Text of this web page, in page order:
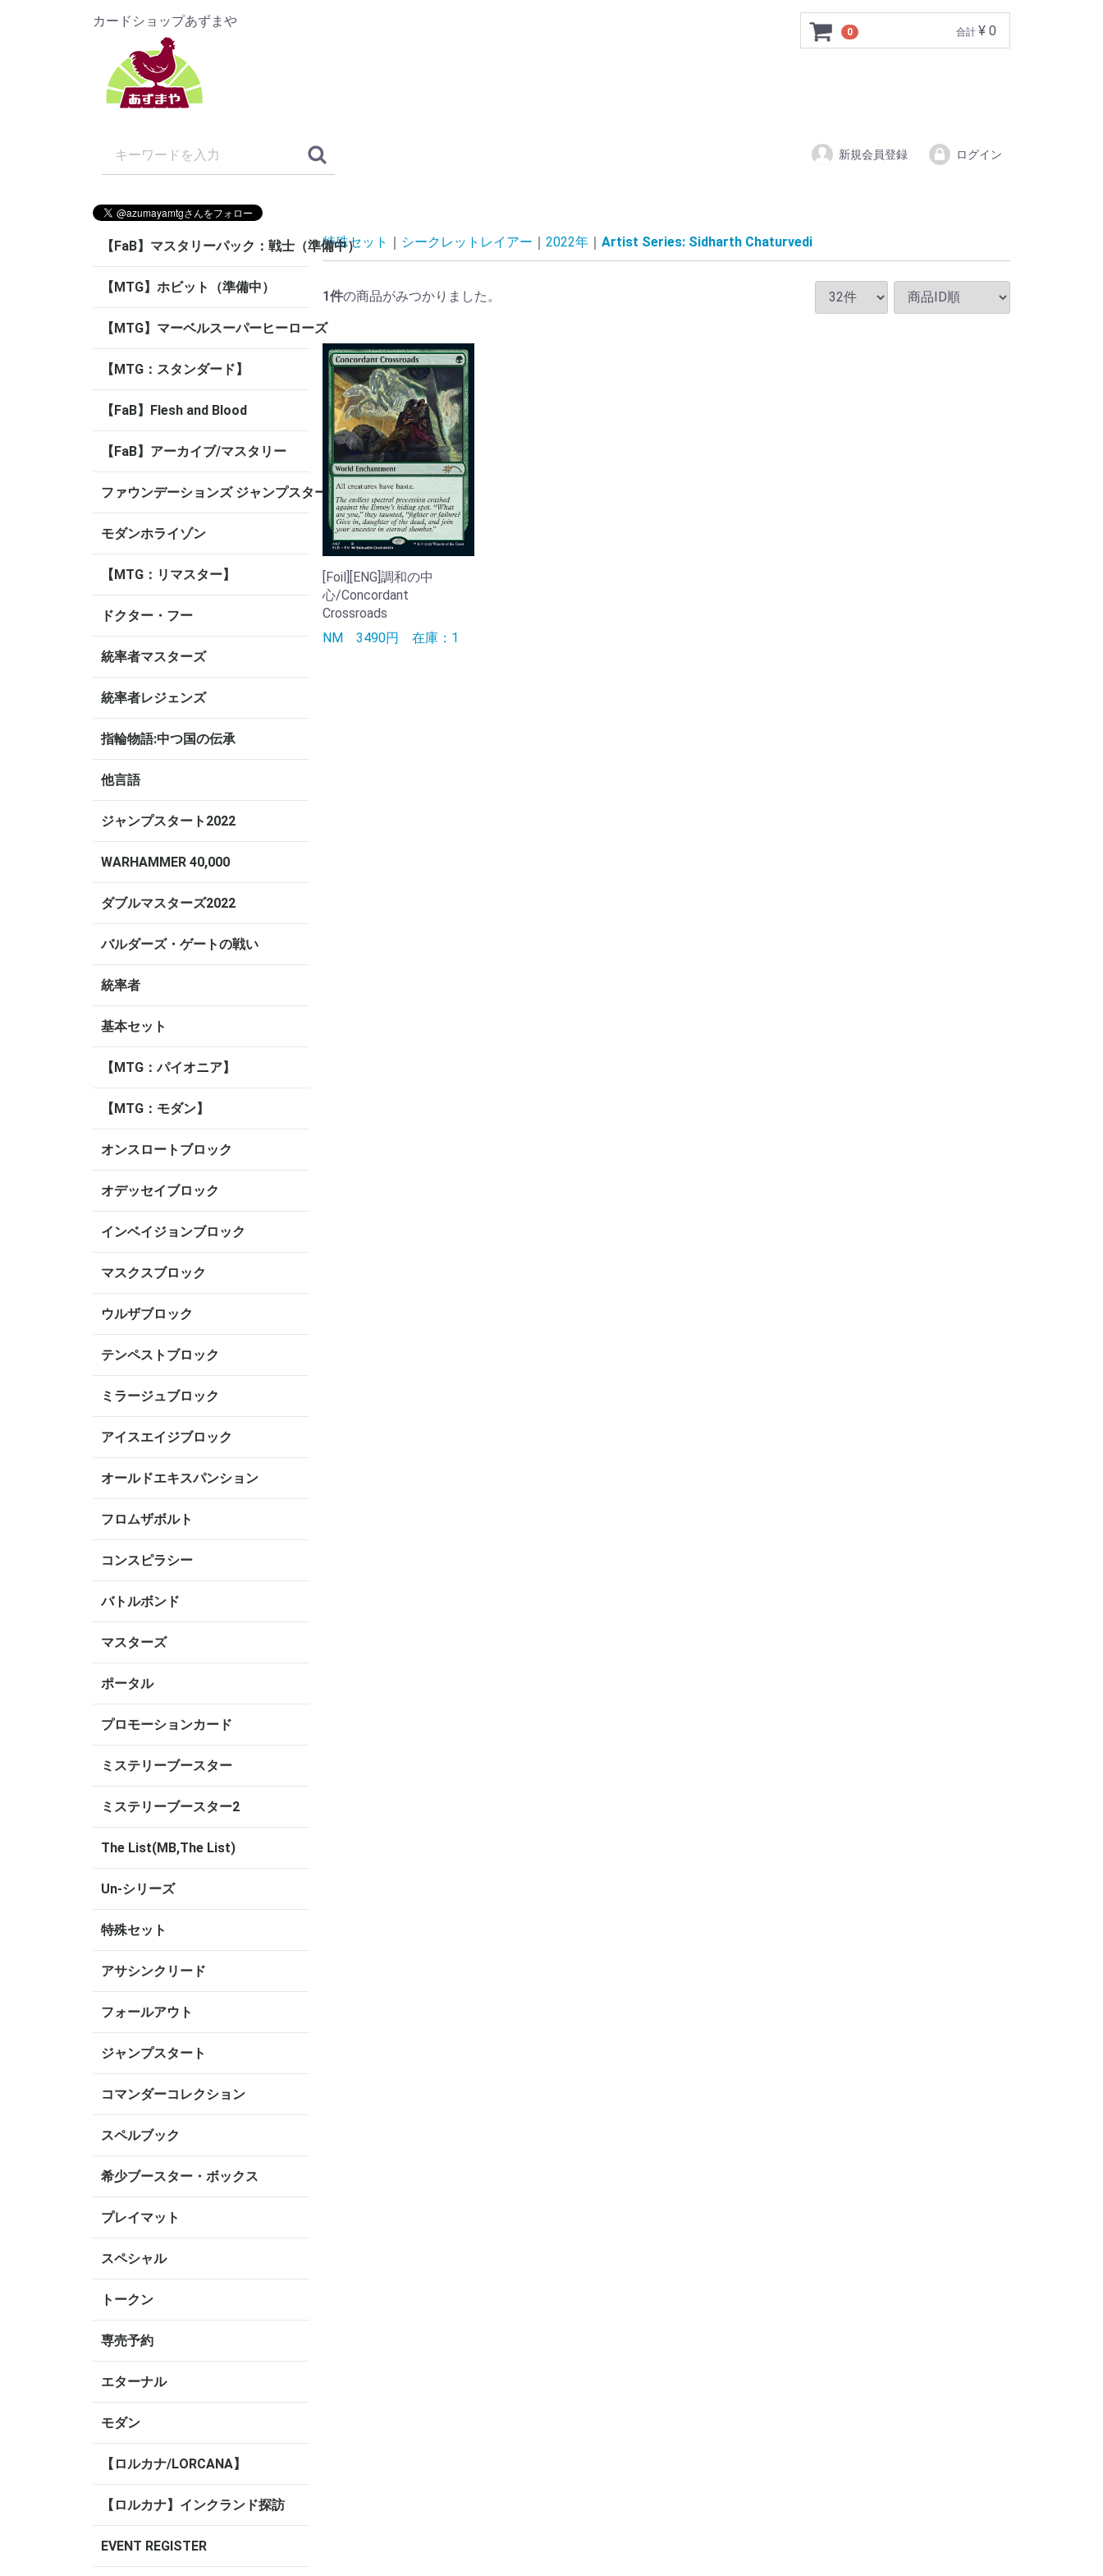
カードショップあずまや
新規会員登録 ログイン
0 合計 ¥ 0
【FaB】マスタリーパック：戦士（準備中）
【MTG】ホビット（準備中）
【MTG】マーベルスーパーヒーローズ
【MTG：スタンダード】
【FaB】Flesh and Blood
【FaB】アーカイブ/マスタリー
ファウンデーションズ ジャンプスタート
モダンホライゾン
【MTG：リマスター】
ドクター・フー
統率者マスターズ
統率者レジェンズ
指輪物語:中つ国の伝承
他言語
ジャンプスタート2022
WARHAMMER 40,000
ダブルマスターズ2022
バルダーズ・ゲートの戦い
統率者
基本セット
【MTG：パイオニア】
【MTG：モダン】
オンスロートブロック
オデッセイブロック
インベイジョンブロック
マスクスブロック
ウルザブロック
テンペストブロック
ミラージュブロック
アイスエイジブロック
オールドエキスパンション
フロムザボルト
コンスピラシー
バトルボンド
マスターズ
ポータル
プロモーションカード
ミステリーブースター
ミステリーブースター2
The List(MB,The List)
Un-シリーズ
特殊セット
アサシンクリード
フォールアウト
ジャンプスタート
コマンダーコレクション
スペルブック
希少ブースター・ボックス
プレイマット
スペシャル
トークン
専売予約
エターナル
モダン
【ロルカナ/LORCANA】
【ロルカナ】インクランド探訪
EVENT REGISTER
特殊セット シークレットレイアー 2022年 Artist Series: Sidharth Chaturvedi
1件の商品がみつかりました。
[Foil][ENG]調和の中
心/Concordant
Crossroads
NM 3490円 在庫：1